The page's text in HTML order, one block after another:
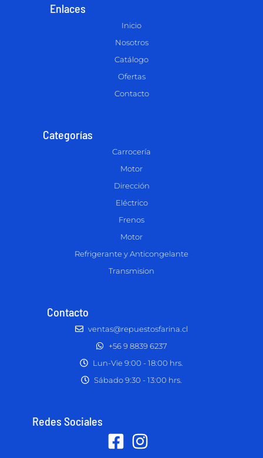
Enlaces
Inicio
Nosotros
Catálogo
Ofertas
Contacto
Categorías
Carrocería
Motor
Dirección
Eléctrico
Frenos
Motor
Refrigerante y Anticongelante
Transmision
Contacto
ventas@repuestosfarina.cl
+56 9 8839 6237
Lun-Vie 9:00 - 18:00 hrs.
Sábado 9:30 - 13:00 hrs.
Redes Sociales